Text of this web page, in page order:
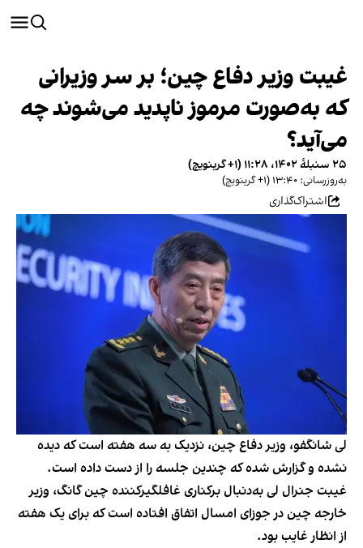
غیبت وزیر دفاع چین؛ بر سر وزیرانی
که به‌صورت مرموز ناپدید می‌شوند چه
می‌آید؟
۲۵ سنبلهٔ ۱۴۰۲، ۱۱:۲۸ (‎+۱ گرینویچ)
به‌روزرسانی: ۱۳:۴۰ (‎+۱ گرینویچ)
اشتراک‌گذاری
لی شانگفو، وزیر دفاع چین، نزدیک به سه هفته است که دیده
نشده و گزارش شده که چندین جلسه را از دست داده است.
غیبت جنرال لی به‌دنبال برکناری غافلگیرکننده چین گانگ، وزیر
خارجه چین در جوزای امسال اتفاق افتاده است که برای یک هفته
از انظار غایب بود.